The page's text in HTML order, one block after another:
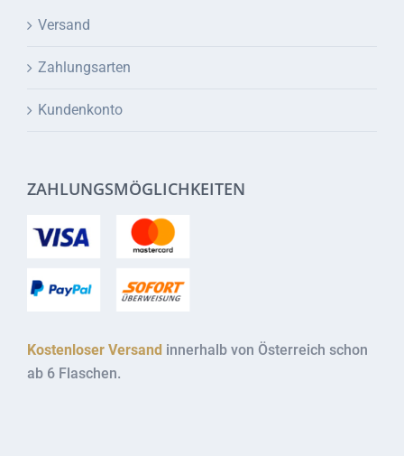
Versand
Zahlungsarten
Kundenkonto
ZAHLUNGSMÖGLICHKEITEN
Kostenloser Versand innerhalb von Österreich schon
ab 6 Flaschen.